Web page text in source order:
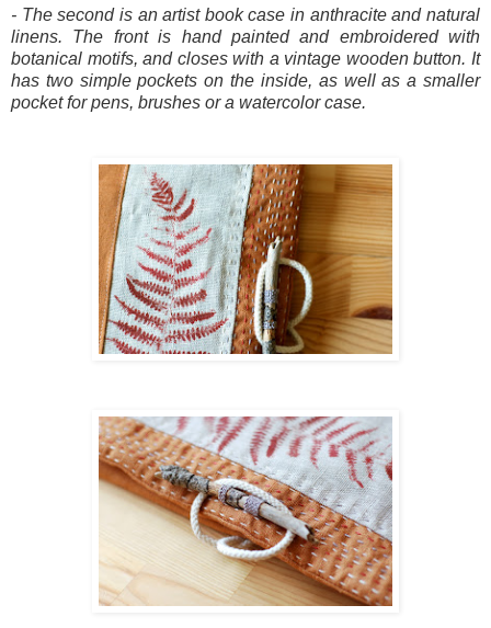
- The second is an artist book case in anthracite and natural
linens. The front is hand painted and embroidered with
botanical motifs, and closes with a vintage wooden button. It
has two simple pockets on the inside, as well as a smaller
pocket for pens, brushes or a watercolor case.